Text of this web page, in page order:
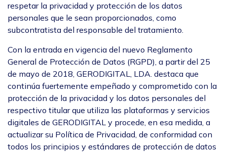
respetar la privacidad y protección de los datos
personales que le sean proporcionados, como
subcontratista del responsable del tratamiento.
Con la entrada en vigencia del nuevo Reglamento
General de Protección de Datos (RGPD), a partir del 25
de mayo de 2018, GERODIGITAL, LDA. destaca que
continúa fuertemente empeñado y comprometido con la
protección de la privacidad y los datos personales del
respectivo titular que utiliza las plataformas y servicios
digitales de GERODIGITAL y procede, en esa medida, a
actualizar su Política de Privacidad, de conformidad con
todos los principios y estándares de protección de datos